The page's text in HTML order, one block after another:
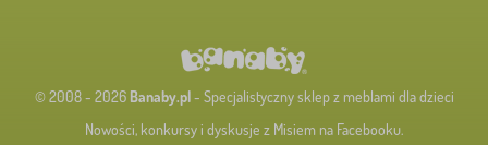
© 2008 - 2026 Banaby.pl- Specjalistyczny sklep z meblami dla dzieci
Nowości, konkursy i dyskusje z Misiem na Facebooku.